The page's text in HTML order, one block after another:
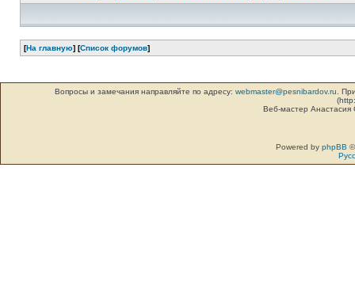
[На главную] [Список форумов]
Вопросы и замечания направляйте по адресу: webmaster@pesnibardov.ru .
Веб-мастер
Powered by phpBB